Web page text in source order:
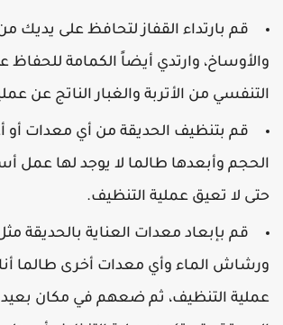
قم بارتداء القفاز لتحافظ على يديك من
وارتدي أيضاً الكمامة للحفاظ
من الأتربة والغبار الناتج عن
قم بتنظيف الحديقة من أي معدات أو
وأبعدها طالما لا يوجد لها عمل
لا تعيق عملية التنظيف.
قم بإبعاد معدات العناية بالحديقة
الماء وأي معدات أخرى طالما أنك
التنظيف، ثم ضعهم في مكان بعيد